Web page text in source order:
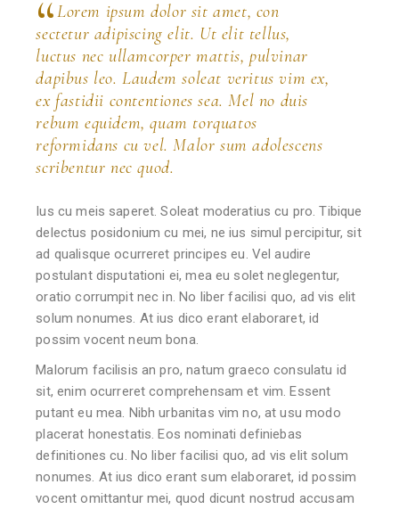
Lorem ipsum dolor sit amet, con
sectetur adipiscing elit. Ut elit tellus,
luctus nec ullamcorper mattis, pulvinar
dapibus leo. Laudem soleat veritus vim ex,
ex fastidii contentiones sea. Mel no duis
rebum equidem, quam torquatos
reformidans cu vel. Malor sum adolescens
scribentur nec quod.
Ius cu meis saperet. Soleat moderatius cu pro. Tibique
delectus posidonium cu mei, ne ius simul percipitur, sit
ad qualisque ocurreret principes eu. Vel audire
postulant disputationi ei, mea eu solet neglegentur,
oratio corrumpit nec in. No liber facilisi quo, ad vis elit
solum nonumes. At ius dico erant elaboraret, id
possim vocent neum bona.
Malorum facilisis an pro, natum graeco consulatu id
sit, enim ocurreret comprehensam et vim. Essent
putant eu mea. Nibh urbanitas vim no, at usu modo
placerat honestatis. Eos nominati definiebas
definitiones cu. No liber facilisi quo, ad vis elit solum
nonumes. At ius dico erant sum elaboraret, id possim
vocent omittantur mei, quod dicunt nostrud accusam